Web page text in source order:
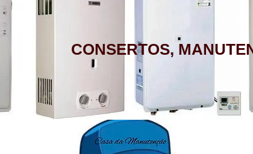
CONSERTOS,
AQUECEDOR A GÁS, CONSERTO,
MANUTENÇÃO, INSTALAÇÃO, ASSISTÊNCIA